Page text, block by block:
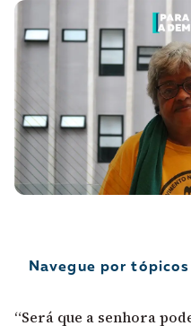
Apoie a Brasil
A [BD] conta as
direitos humanos no
esse trabalho precisa
Navegue por tópicos
“Será que a senhora